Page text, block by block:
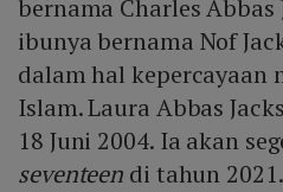
bernama Charles Abbas
ibunya bernama Nof
dalam hal kepercayaan
Islam. Laura Abbas
18 Juni 2004. Ia akan
seventeen di tahun 2021.